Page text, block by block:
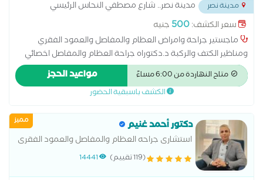
مدينة نصر
مدينة نصر.. شارع مصطفي النحاس الرئيسي
امتداد افريقيا..بجوار مدرسة المنهل الخاصة
سعر الكشف:500 جنيه
ماجستير جراحة وامراض العظام والمفاصل والعمود الفقري
ومناظير الكتف والركبة د.دكتوراه جراحة العظام والمفاصل اخصائي
جراحات القدم والكاحل بمستشفيات الشرطة عضو الجمعية المصرية
لجراحة العظام اخصائي الطب الرياضي واصابات الملاعب
متاح النهاردة من 6:00 مساءً مواعيد الحجز
الكشف باسبقية الحضور
مميز دكتور أحمد غنيم
استشارى جراحه العظام والمفاصل والعمود الفقرى
(119 تقييم) 14441